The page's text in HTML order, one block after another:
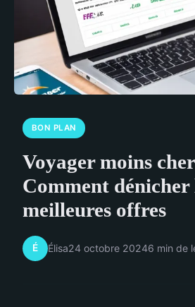
BON PLAN
Voyager moins
Comment dénicher
meilleures offres
É Élisa24 octobre 20246 min de